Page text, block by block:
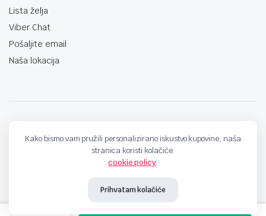
Lista želja
Viber Chat
Pošaljite email
Naša lokacija
Kako bismo vam pružili personalizirano iskustvo kupovine, naša
stranica koristi kolačiće.
cookie policy.
Prihvatam kolačiće